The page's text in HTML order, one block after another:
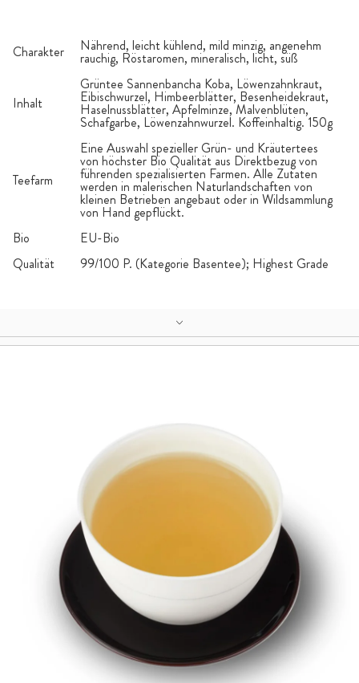
Charakter Nährend, leicht kühlend, mild minzig, angenehm
rauchig, Röstaromen, mineralisch, licht, süß
Inhalt
Grüntee Sannenbancha Koba, Löwenzahnkraut,
Eibischwurzel, Himbeerblätter, Besenheidekraut,
Haselnussblätter, Apfelminze, Malvenblüten,
Schafgarbe, Löwenzahnwurzel. Koffeinhaltig. 150g
Teefarm
Eine Auswahl spezieller Grün- und Kräutertees
von höchster Bio Qualität aus Direktbezug von
führenden spezialisierten Farmen. Alle Zutaten
werden in malerischen Naturlandschaften von
kleinen Betrieben angebaut oder in Wildsammlung
von Hand gepflückt.
Bio
EU-Bio
Qualität
99/100 P. (Kategorie Basentee); Highest Grade